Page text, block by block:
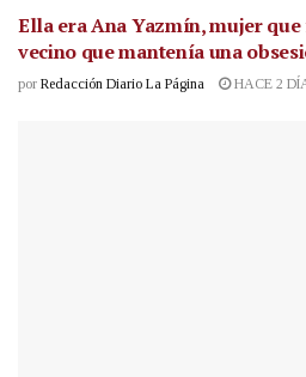
Ella era Ana Yazmín, mujer
vecino que mantenía una
por Redacción Diario La Página HACE 2